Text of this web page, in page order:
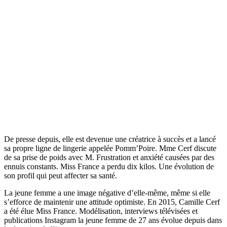
De presse depuis, elle est devenue une créatrice à succès et a lancé
sa propre ligne de lingerie appelée Pomm’Poire. Mme Cerf discute
de sa prise de poids avec M. Frustration et anxiété causées par des
ennuis constants. Miss France a perdu dix kilos. Une évolution de
son profil qui peut affecter sa santé.
La jeune femme a une image négative d’elle-même, même si elle
s’efforce de maintenir une attitude optimiste. En 2015, Camille Cerf
a été élue Miss France. Modélisation, interviews télévisées et
publications Instagram la jeune femme de 27 ans évolue depuis dans